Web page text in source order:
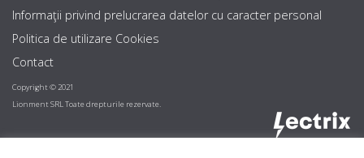
Informaţii privind prelucrarea datelor cu caracter personal
Politica de utilizare Cookies
Contact
Copyright © 2021
Lionment SRL Toate drepturile rezervate.